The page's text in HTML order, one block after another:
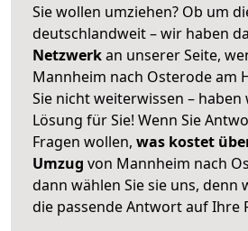
Sie wollen umziehen? Ob um
deutschlandweit – wir haben
Netzwerkan unserer Seite,
Mannheim nach Osterode am
Sie nicht weiterwissen –
Lösung für Sie! Wenn Sie
Fragen wollen, was kostet
Umzug von Mannheim nach
dann wählen Sie sie uns, denn
die passende Antwort auf Ihre